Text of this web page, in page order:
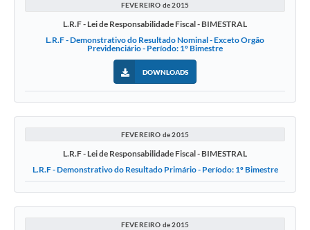
FEVEREIRO de 2015
L.R.F - Lei de Responsabilidade Fiscal - BIMESTRAL
L.R.F - Demonstrativo do Resultado Nominal - Exceto Orgão
Previdenciário - Período: 1º Bimestre
DOWNLOADS
FEVEREIRO de 2015
L.R.F - Lei de Responsabilidade Fiscal - BIMESTRAL
L.R.F - Demonstrativo do Resultado Primário - Período: 1º Bimestre
FEVEREIRO de 2015